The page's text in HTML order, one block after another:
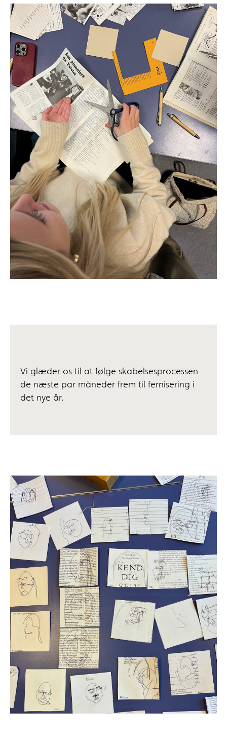
Vi glæder os til at følge skabelsesprocessen
de næste par måneder frem til fernisering i
det nye år.